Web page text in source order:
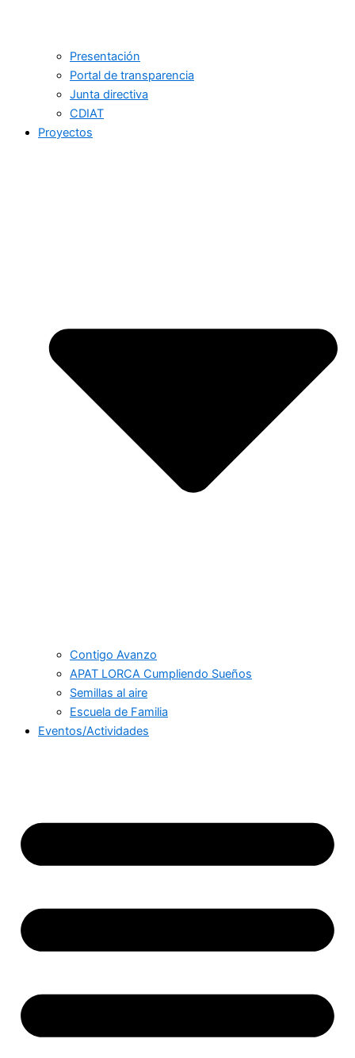
Presentación
Portal de transparencia
Junta directiva
CDIAT
Proyectos
Contigo Avanzo
APAT LORCA Cumpliendo Sueños
Semillas al aire
Escuela de Familia
Eventos/Actividades